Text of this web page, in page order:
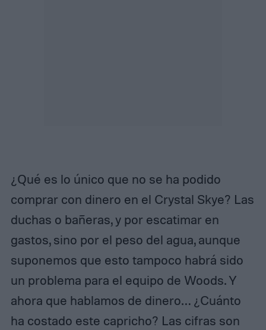
¿Qué es lo único que no se ha podido
comprar con dinero en el Crystal Skye? Las
duchas o bañeras, y por escatimar en
gastos, sino por el peso del agua, aunque
suponemos que esto tampoco habrá sido
un problema para el equipo de Woods. Y
ahora que hablamos de dinero… ¿Cuánto
ha costado este capricho? Las cifras son